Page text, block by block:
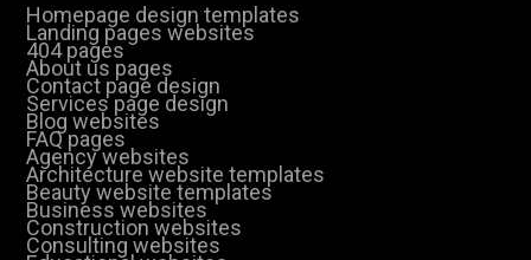
Homepage design templates
Landing pages websites
404 pages
About us pages
Contact page design
Services page design
Blog websites
FAQ pages
Agency websites
Architecture website templates
Beauty website templates
Business websites
Construction websites
Consulting websites